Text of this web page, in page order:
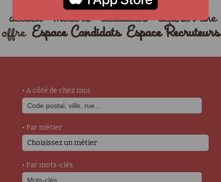
accueil métiers actualités
déposer une
offre Espace Candidats Espace Recruteurs
• A côté de chez moi
• Par métier
Choisissez un métier
• Par mots-clés